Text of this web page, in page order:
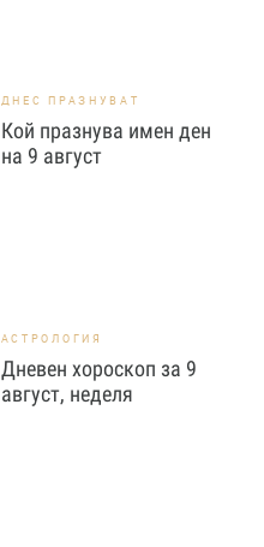
ДНЕС ПРАЗНУВАТ
Кой празнува имен ден
на 9 август
АСТРОЛОГИЯ
Дневен хороскоп за 9
август, неделя